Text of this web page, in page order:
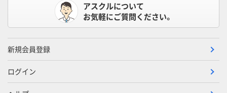
アスクルについて
お気軽にご質問ください。
新規会員登録
ログイン